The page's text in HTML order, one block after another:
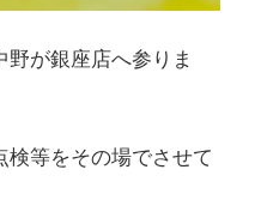
が銀座店へ参りま
検等をその場でさせて